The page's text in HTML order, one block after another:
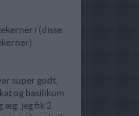
i (disse
super godt,
og basilikum
æg. jeg fik 2